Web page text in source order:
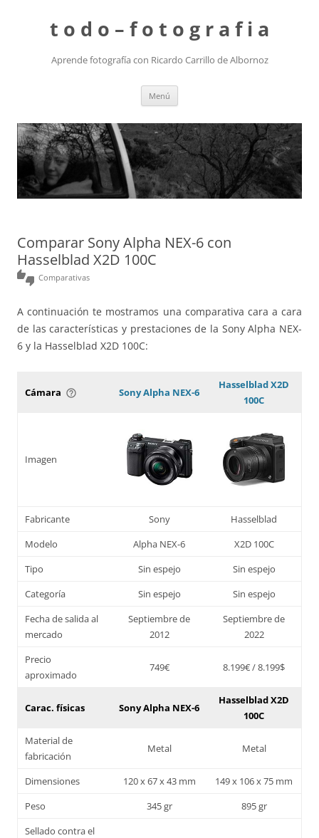
t o d o – f o t o g r a f i a
Aprende fotografía con Ricardo Carrillo de Albornoz
Menú
Comparar Sony Alpha NEX-6 con
Hasselblad X2D 100C
thumbs_up_down Comparativas
A continuación te mostramos una comparativa cara a cara
de las características y prestaciones de la Sony Alpha NEX-
6 y la Hasselblad X2D 100C:
Cámara help_outline Sony Alpha NEX-6
Hasselblad X2D
100C
Imagen
Fabricante Sony
Hasselblad
Modelo
Alpha NEX-6
X2D 100C
Tipo
Sin espejo
Sin espejo
Categoría
Sin espejo
Sin espejo
Fecha de salida al
mercado
Septiembre de
2012
Septiembre de
2022
Precio
aproximado
749€ 8.199€ / 8.199$
Carac. físicas Sony Alpha NEX-6
Hasselblad X2D
100C
Material de
fabricación
Metal Metal
Dimensiones 120 x 67 x 43 mm
149 x 106 x 75 mm
Peso
345 gr
895 gr
Sellado contra el